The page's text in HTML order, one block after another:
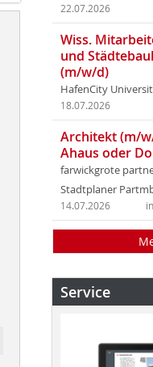
22.07.2026
Wiss.
und
(m/w/d)
HafenCity
18.07.2026
Architekt (m/
Ahaus oder
farwickgrote
Stadtplaner
14.07.2026
Service